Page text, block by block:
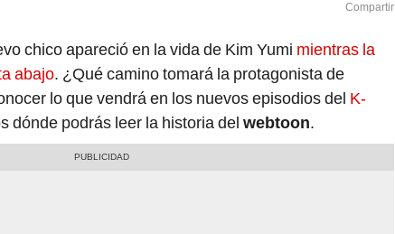
Compartir
chico apareció en la vida de Kim Yumi mientras la
abajo. ¿Qué camino tomará la protagonista de
lo que vendrá en los nuevos episodios del K-
dónde podrás leer la historia del webtoon.